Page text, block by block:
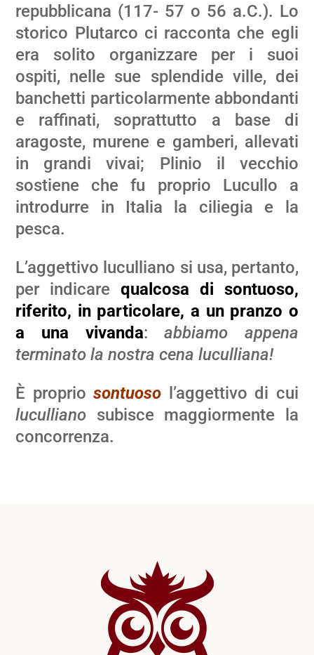
repubblicana (117- 57 o 56 a.C.). Lo
storico Plutarco ci racconta che egli
era solito organizzare per i suoi
ospiti, nelle sue splendide ville, dei
banchetti particolarmente abbondanti
e raffinati, soprattutto a base di
aragoste, murene e gamberi, allevati
in grandi vivai; Plinio il vecchio
sostiene che fu proprio Lucullo a
introdurre in Italia la ciliegia e la
pesca.
L’aggettivo luculliano si usa, pertanto,
per indicare qualcosa di sontuoso,
riferito, in particolare, a un pranzo o
a una vivanda:abbiamo appena
terminato la nostra cena luculliana!
È propriosontuoso l’aggettivo di cui
luculliano subisce maggiormente la
concorrenza.